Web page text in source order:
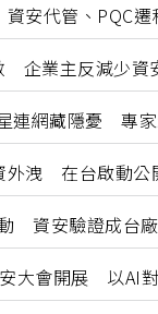
安代管、PQC遷
企業主反減少資
連網藏隱憂 專
外洩 在台啟動公
資安驗證成台
⼤會開展 以AI